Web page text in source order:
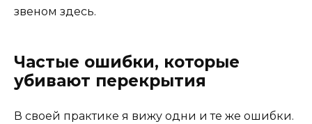
звеном здесь.
Частые ошибки, которые
убивают перекрытия
В своей практике я вижу одни и те же ошибки.